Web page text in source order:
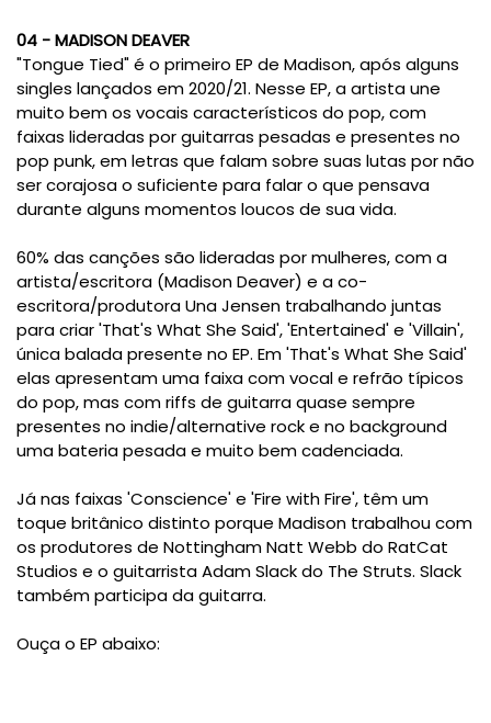
04 - MADISON DEAVER
"Tongue Tied" é o primeiro EP de Madison, após alguns
singles lançados em 2020/21. Nesse EP, a artista une
muito bem os vocais característicos do pop, com
faixas lideradas por guitarras pesadas e presentes no
pop punk, em letras que falam sobre suas lutas por não
ser corajosa o suficiente para falar o que pensava
durante alguns momentos loucos de sua vida.
60% das canções são lideradas por mulheres, com a
artista/escritora (Madison Deaver) e a co-
escritora/produtora Una Jensen trabalhando juntas
para criar 'That's What She Said', 'Entertained' e 'Villain',
única balada presente no EP. Em 'That's What She Said'
elas apresentamuma faixa com vocal e refrão típicos
do pop, mas com riffs de guitarra quase sempre
presentes no indie/alternative rock e no background
uma bateria pesada e muito bem cadenciada.
Já nas faixas 'Conscience' e 'Fire with Fire', têm um
toque britânico distinto porque Madison trabalhou com
os produtores de Nottingham Natt Webb do RatCat
Studios e o guitarrista Adam Slack do The Struts. Slack
também participa da guitarra.
Ouça o EP abaixo: